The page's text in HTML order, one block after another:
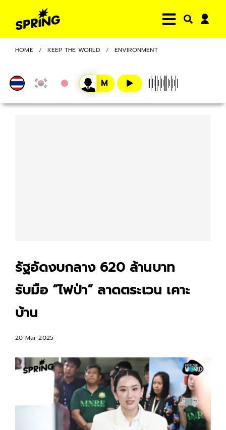
HOME KEEP THE WORLD ENVIRONMENT
รัฐอัดงบกลาง 620 ล้านบาท
รับมือ “ไฟป่า” ลาดตระเวน เคาะ
บ้าน
20 Mar 2025